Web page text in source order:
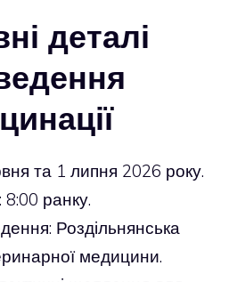
деталі
та 1 липня 2026 року.
8:00 ранку.
Роздільнянська
медицини.